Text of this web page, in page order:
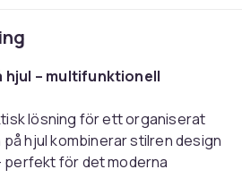
hjul – multifunktionell
lösning för ett organiserat
hjul kombinerar stilren design
perfekt för det moderna